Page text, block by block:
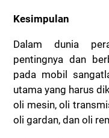
Kesimpulan
Dalam dunia
pentingnya dan
pada mobil
utama yang harus
oli mesin, oli
oli gardan, dan oli